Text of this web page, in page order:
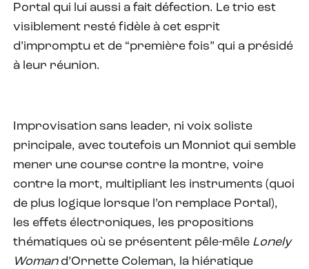
Portal qui lui aussi a fait défection. Le trio est
visiblement resté fidèle à cet esprit
d’impromptu et de “première fois” qui a présidé
à leur réunion.
Improvisation sans leader, ni voix soliste
principale, avec toutefois un Monniot qui semble
mener une course contre la montre, voire
contre la mort, multipliant les instruments (quoi
de plus logique lorsque l’on remplace Portal),
les effets électroniques, les propositions
thématiques où se présentent pêle-mêle Lonely
Woman d’Ornette Coleman, la hiératique